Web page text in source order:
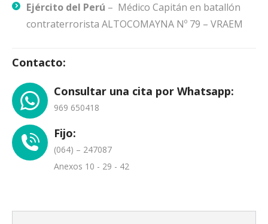
Ejército del Perú – Médico Capitán en batallón
contraterrorista ALTOCOMAYNA Nº 79 – VRAEM
Contacto:
Consultar una cita por Whatsapp:
969 650418
Fijo:
(064) – 247087
Anexos 10 - 29 - 42